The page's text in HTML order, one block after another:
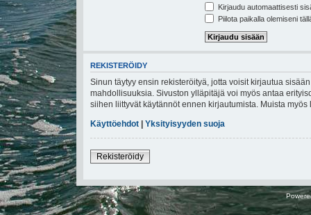
Kirjaudu automaattisesti
Piilota paikalla olemiseni
REKISTERÖIDY
Sinun täytyy ensin rekisteröityä, jotta voisit kirjautua
mahdollisuuksia. Sivuston ylläpitäjä voi myös antaa
siihen liittyvät käytännöt ennen kirjautumista. Muista
Käyttöehdot | Yksityisyyden suoja
Rekisteröidy